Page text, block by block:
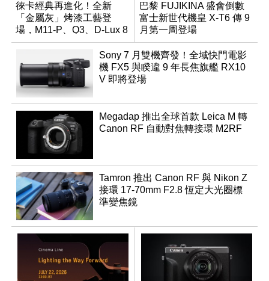
徠卡經典再進化！全新
「金屬灰」烤漆工藝登
場，M11-P、Q3、D-Lux 8
領銜換裝
巴黎 FUJIKINA 盛會倒數
富士新世代機皇 X-T6 傳 9
月第一周登場
Sony 7 月雙機齊發！全域快門電影
機 FX5 與睽違 9 年長焦旗艦 RX10
V 即將登場
Megadap 推出全球首款 Leica M 轉
Canon RF 自動對焦轉接環 M2RF
Tamron 推出 Canon RF 與 Nikon Z
接環 17-70mm F2.8 恆定大光圈標
準變焦鏡